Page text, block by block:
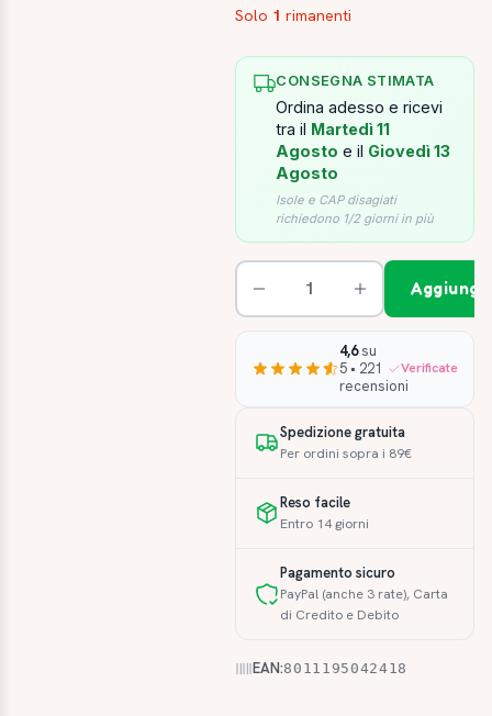
Solo 1 rimanenti
CONSEGNA STIMATA
Ordina adesso e ricevi
tra il Martedì 11
Agosto e il Giovedì 13
Agosto
Isole e CAP disagiati
richiedono 1/2 giorni in più
4,6su
5 • 221
recensioni
Verificate
Spedizione gratuita
Per ordini sopra i 89€
Reso facile
Entro 14 giorni
Pagamento sicuro
PayPal (anche 3 rate), Carta
di Credito e Debito
EAN:8011195042418